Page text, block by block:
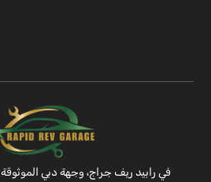
في رابيد ريف جراج، وجهة دبي